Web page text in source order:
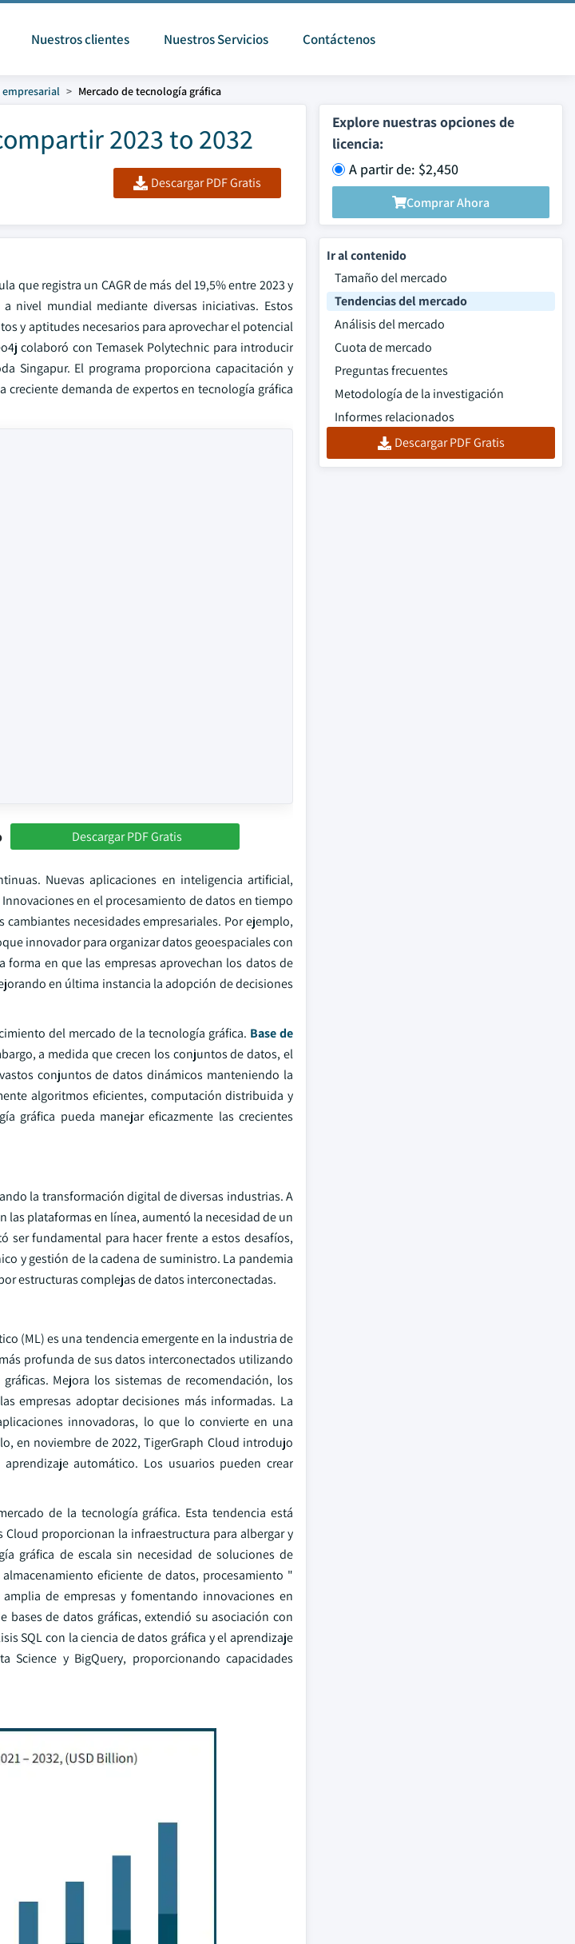
Nuestros clientes Nuestros Servicios Contáctenos
Mercado de tecnología gráfica
2023 to 2032
Descargar PDF Gratis
Explore nuestras opciones de
licencia:
A partir de: $2,450
Comprar Ahora
que registra un CAGR de más del 19,5% entre 2023 y
nivel mundial mediante diversas iniciativas. Estos
y aptitudes necesarios para aprovechar el potencial
colaboró con Temasek Polytechnic para introducir
Singapur. El programa proporciona capacitación y
demanda de expertos en tecnología gráfica
Descargar PDF Gratis
Nuevas aplicaciones en inteligencia artificial,
en el procesamiento de datos en tiempo
necesidades empresariales. Por ejemplo,
innovador para organizar datos geoespaciales con
en que las empresas aprovechan los datos de
en última instancia la adopción de decisiones
del mercado de la tecnología gráfica. Base de
a medida que crecen los conjuntos de datos, el
conjuntos de datos dinámicos manteniendo la
algoritmos eficientes, computación distribuida y
gráfica pueda manejar eficazmente las crecientes
la transformación digital de diversas industrias. A
las plataformas en línea, aumentó la necesidad de un
ser fundamental para hacer frente a estos desafíos,
y gestión de la cadena de suministro. La pandemia
estructuras complejas de datos interconectadas.
(ML) es una tendencia emergente en la industria de
profunda de sus datos interconectados utilizando
Mejora los sistemas de recomendación, los
empresas adoptar decisiones más informadas. La
innovadoras, lo que lo convierte en una
en noviembre de 2022, TigerGraph Cloud introdujo
automático. Los usuarios pueden crear
de la tecnología gráfica. Esta tendencia está
proporcionan la infraestructura para albergar y
gráfica de escala sin necesidad de soluciones de
eficiente de datos, procesamiento "
de empresas y fomentando innovaciones en
bases de datos gráficas, extendió su asociación con
SQL con la ciencia de datos gráfica y el aprendizaje
Science y BigQuery, proporcionando capacidades
Ir al contenido
Tamaño del mercado
Tendencias del mercado
Análisis del mercado
Cuota de mercado
Preguntas frecuentes
Metodología de la investigación
Informes relacionados
Descargar PDF Gratis